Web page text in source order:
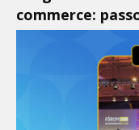
commerce: